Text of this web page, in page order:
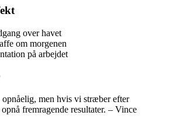
over havet
om morgenen
på arbejdet
men hvis vi stræber efter
fremragende resultater. – Vince